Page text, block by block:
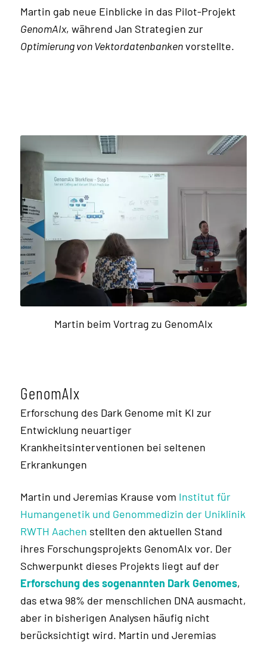
Martin gab neue Einblicke in das Pilot-Projekt
GenomAIx, während Jan Strategien zur
Optimierung von Vektordatenbankenvorstellte.
Martin beim Vortrag zu GenomAIx
GenomAIx
Erforschung des Dark Genome mit KI zur
Entwicklung neuartiger
Krankheitsinterventionen bei seltenen
Erkrankungen
Martin und Jeremias Krause vom Institut für
Humangenetik und Genommedizin der Uniklinik
RWTH Aachen stellten den aktuellen Stand
ihres Forschungsprojekts GenomAIx vor. Der
Schwerpunkt dieses Projekts liegt auf der
Erforschung des sogenannten Dark Genomes,
das etwa 98% der menschlichen DNA ausmacht,
aber in bisherigen Analysen häufig nicht
berücksichtigt wird. Martin und Jeremias